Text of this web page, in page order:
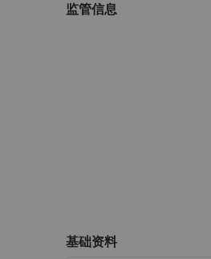
监管信息
基础资料